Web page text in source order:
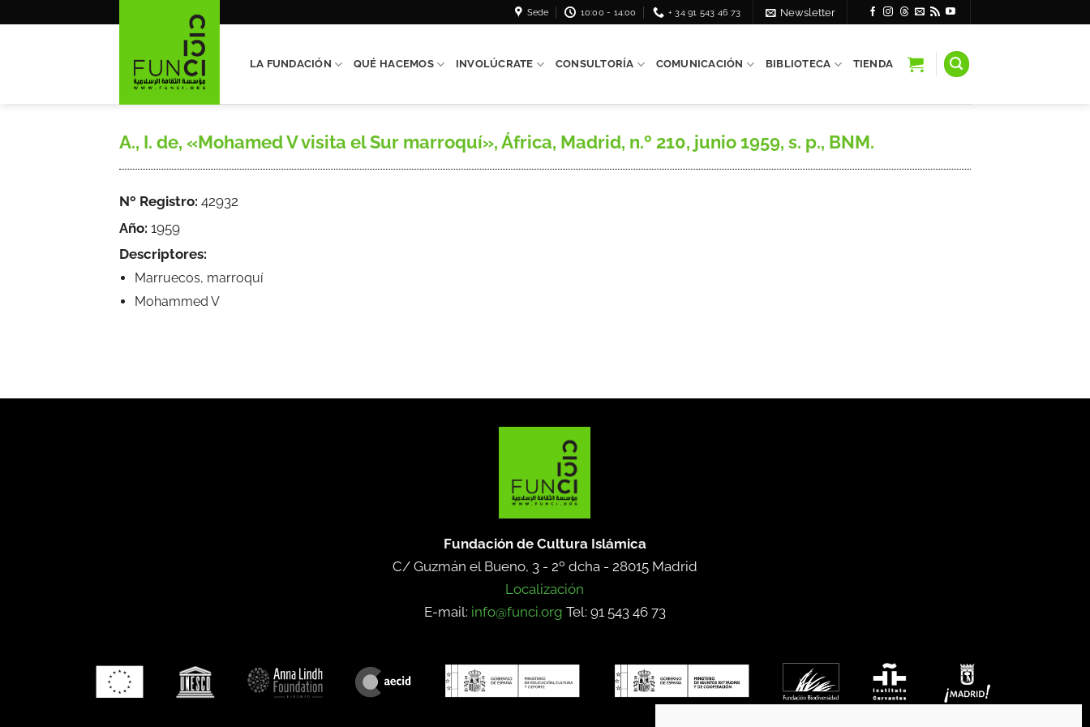
Sede 10:00 - 14:00 + 34 91 543 46 73 Newsletter
LA FUNDACIÓN QUÉ HACEMOS INVOLÚCRATE CONSULTORÍA COMUNICACIÓN BIBLIOTECA TIENDA
A., I. de, «Mohamed V visita el Sur marroquí», África, Madrid, n.º 210, junio 1959, s. p., BNM.
Nº Registro: 42932
Año: 1959
Descriptores:
Marruecos, marroquí
Mohammed V
Fundación de Cultura Islámica
C/ Guzmán el Bueno, 3 - 2º dcha - 28015 Madrid
Localización
E-mail: info@funci.org Tel: 91 543 46 73